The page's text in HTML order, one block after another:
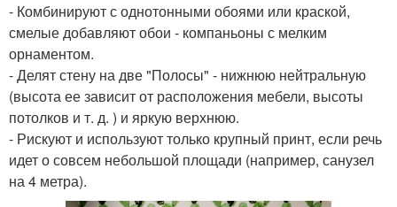
- Комбинируют с однотонными обоями или краской,
смелые добавляют обои - компаньоны с мелким
орнаментом.
- Делят стену на две "Полосы" - нижнюю нейтральную
(высота ее зависит от расположения мебели, высоты
потолков и т. д. ) и яркую верхнюю.
- Рискуют и используют только крупный принт, если речь
идет о совсем небольшой площади (например, санузел
на 4 метра).